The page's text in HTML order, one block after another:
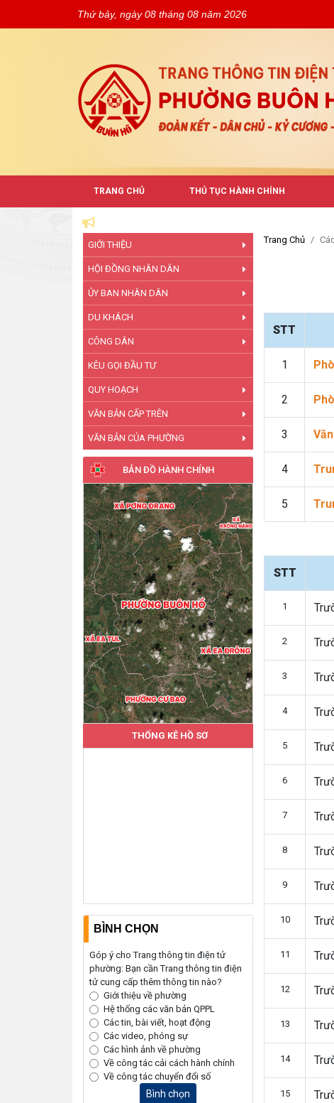
Thứ bảy, ngày 08 tháng 08 năm 2026
TRANG CHỦ THỦ TỤC HÀNH CHÍNH
GIỚI THIỆU
HỘI ĐỒNG NHÂN DÂN
ỦY BAN NHÂN DÂN
DU KHÁCH
CÔNG DÂN
KÊU GỌI ĐẦU TƯ
QUY HOẠCH
VĂN BẢN CẤP TRÊN
VĂN BẢN CỦA PHƯỜNG
BẢN ĐỒ HÀNH CHÍNH
THỐNG KÊ HỒ SƠ
BÌNH CHỌN
Góp ý cho Trang thông tin điện tử
phường: Bạn cần Trang thông tin điện
tử cung cấp thêm thông tin nào?
Giới thiệu về phường
Hệ thống các văn bản QPPL
Các tin, bài viết, hoạt động
Các video, phóng sự
Các hình ảnh về phường
Về công tác cải cách hành chính
Về công tác chuyển đổi số
Bình chọn
Trang Chủ
STT
1
2
3
4
5
STT
1
2
3
4
5
6
7
8
9
10
11
12
13
14
15